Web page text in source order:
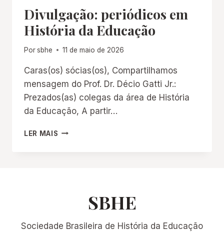
SEGUNDO
CONJUNTO
DE
DE
(V.
25)
Divulgação: periódicos em
História da Educação
Porsbhe 11 de maio de 2026
Caras(os) sócias(os), Compartilhamos
mensagem do Prof. Dr. Décio Gatti Jr.:
Prezados(as) colegas da área de História
da Educação, A partir…
LER MAIS DIVULGAÇÃO:
SBHE
Sociedade Brasileira de História da Educação